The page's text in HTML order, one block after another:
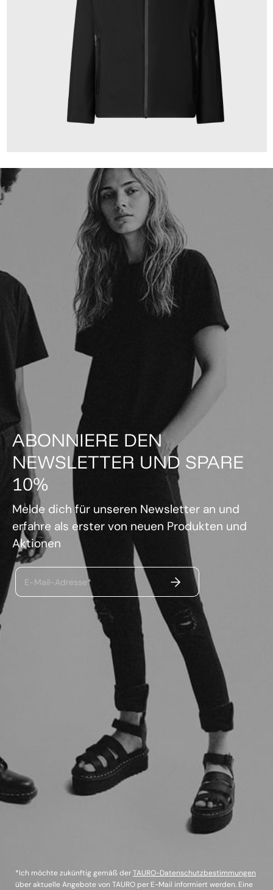
ABONNIERE DEN
NEWSLETTER UND SPARE
10%
Melde dich für unseren Newsletter an und
erfahre als erster von neuen Produkten und
Aktionen
E-Mail-Adresse* ABSENDEN
*Ich möchte zukünftig gemäß derTAURO-Datenschutzbestimmungen
über aktuelle Angebote von TAURO per E-Mail informiert werden. Eine